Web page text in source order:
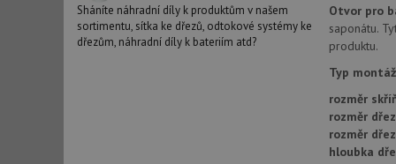
Sháníte náhradní díly k produktům v našem
sortimentu, sítka ke dřezů, odtokové systémy ke
dřezům, náhradní díly k bateriím atd?
Otvor pro
saponátu.
produktu.
Typ
rozměr
rozměr
rozměr
hloubka
test_cookie